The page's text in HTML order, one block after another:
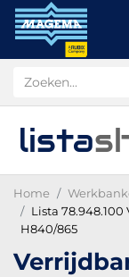
lista
Home
Lista
H840/865